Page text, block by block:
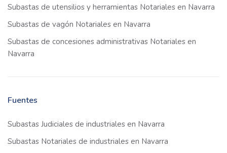
Subastas de utensilios y herramientas Notariales en Navarra
Subastas de vagón Notariales en Navarra
Subastas de concesiones administrativas Notariales en
Navarra
Fuentes
Subastas Judiciales de industriales en Navarra
Subastas Notariales de industriales en Navarra